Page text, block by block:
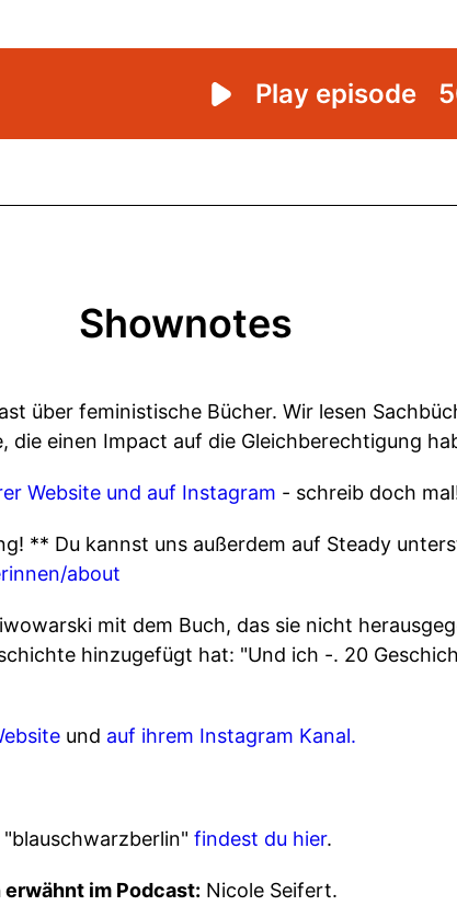
Shownotes
über feministische Bücher. Wir lesen
die einen Impact auf die Gleichberechtigung
Website und auf Instagram - schreib doch
** Du kannst uns außerdem auf Steady
about
mit dem Buch, das sie nicht
hinzugefügt hat: "Und ich -. 20
und auf ihrem Instagram Kanal.
findest du hier.
im Podcast: Nicole Seifert.